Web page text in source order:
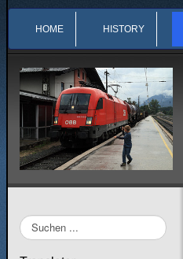
HOME HISTORY
Suchen
...